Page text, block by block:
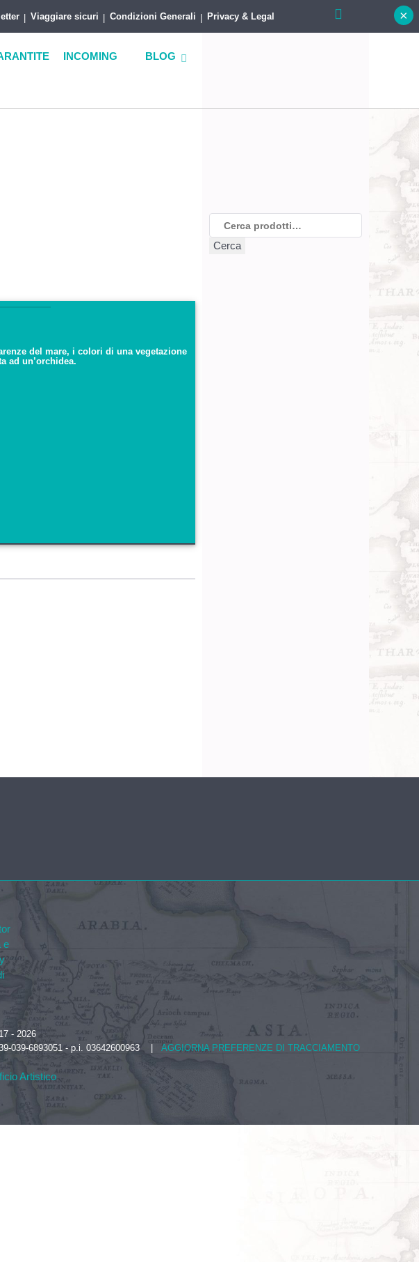
Viaggiare sicuri Condizioni Generali Privacy & Legal
INCOMING BLOG
del mare, i colori di una vegetazione
ad un’orchidea.
Cerca
- 2026
039-6893051 - p.i. 03642600963 | AGGIORNA PREFERENZE DI TRACCIAMENTO
Artistico
×